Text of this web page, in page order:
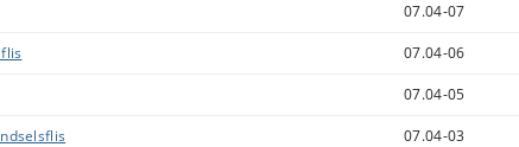
07.04-07
07.04-06
07.04-05
07.04-03